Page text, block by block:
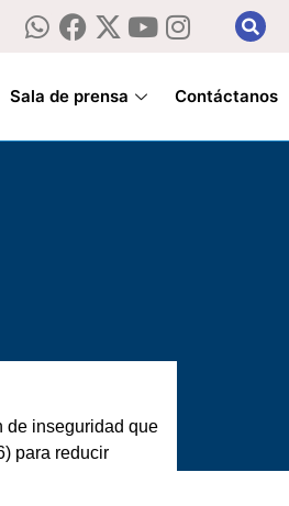
Sala de prensa Contáctanos
de inseguridad que
para reducir